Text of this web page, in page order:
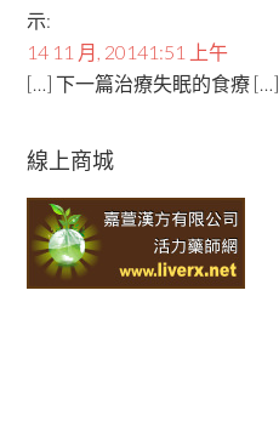
示:
14 11 月, 20141:51 上午
[…] 下一篇治療失眠的食療 […]
線上商城